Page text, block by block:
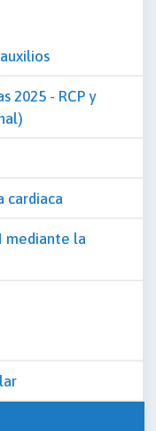
2025 - RCP y
cardiaca
mediante la